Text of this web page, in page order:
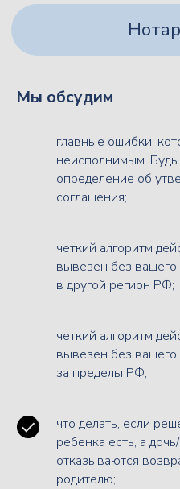
Мы обсудим
главные ошибки,
неисполнимым.
определение об
соглашения;
четкий алгоритм
вывезен без вашего
в другой регион РФ;
четкий алгоритм
вывезен без вашего
за пределы РФ;
что делать, если
ребенка есть, а
отказываются
родителю;